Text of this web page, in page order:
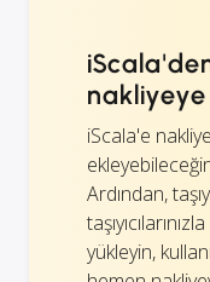
nakliyeye
iScala'e
Ardından,
yükleyin,